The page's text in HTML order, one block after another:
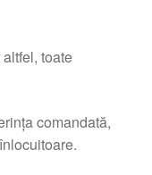
toate
comandată,